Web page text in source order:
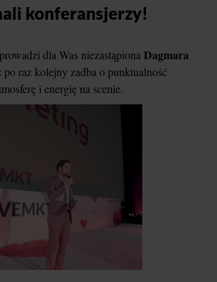
konferansjerzy!
dla Was niezastąpionaDagmara
raz kolejny zadba o punktualność
i energię na scenie.